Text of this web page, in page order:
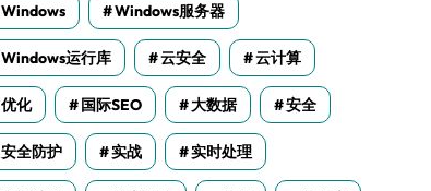
Windows Windows服务器
Windows运行库 云安全 云计算
优化 国际SEO 大数据 安全
安全防护 实战 实时处理